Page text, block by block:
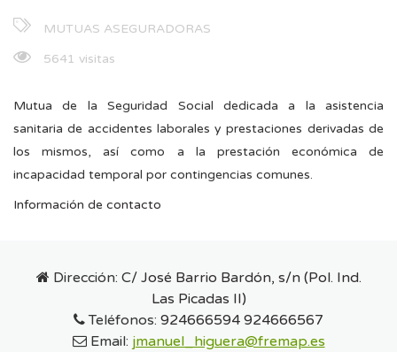
MUTUAS ASEGURADORAS
5641 visitas
Mutua de la Seguridad Social dedicada a la asistencia
sanitaria de accidentes laborales y prestaciones derivadas de
los mismos, así como a la prestación económica de
incapacidad temporal por contingencias comunes.
Información de contacto
Dirección: C/ José Barrio Bardón, s/n (Pol. Ind.
Las Picadas II)
Teléfonos: 924666594 924666567
Email: jmanuel_higuera@fremap.es